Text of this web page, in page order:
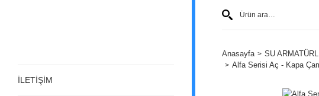
İLETİŞİM
Anasayfa SU
Alfa Serisi Aç - Kapa